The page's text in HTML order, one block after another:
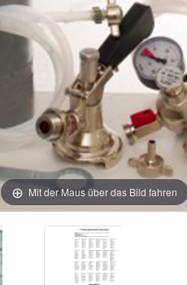
Mit der Maus über das Bild fahren